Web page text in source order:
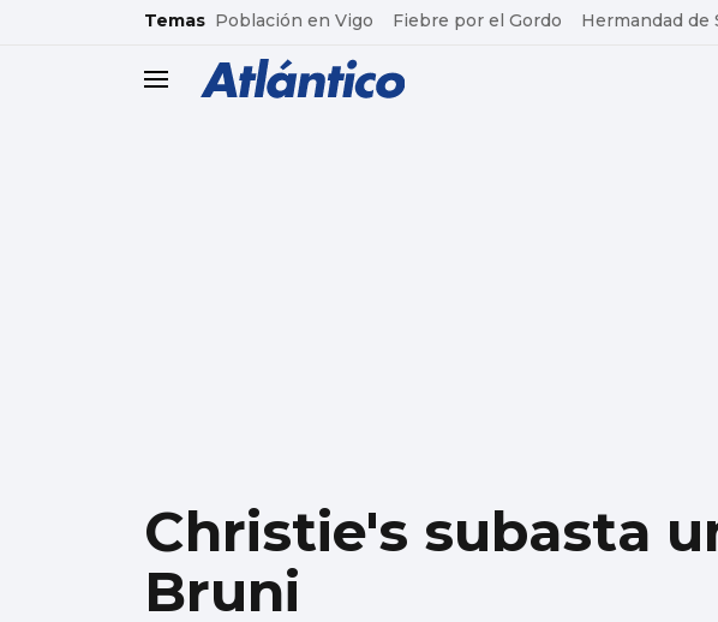
common.go-to-content
Temas Población en Vigo Fiebre por el Gordo Hermandad de
header.menu.open
Christie's subasta
Bruni